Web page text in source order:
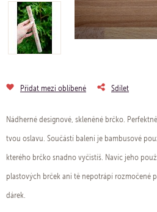
Přidat mezi oblíbené Sdílet
Nádherné designové, skleněné brčko.
tvou oslavu. Součástí balení je bambusové
kterého brčko snadno vyčistíš. Navíc jeho
plastových brček ani tě nepotrápí rozmočené
dárek.